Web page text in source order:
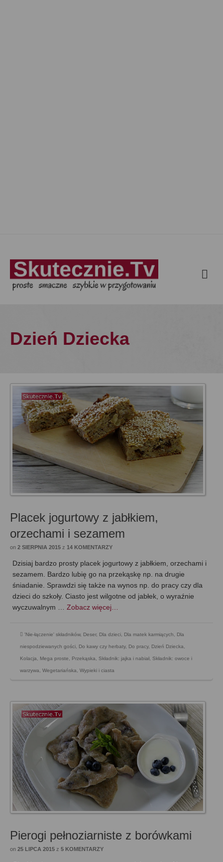
Dzień Dziecka
Placek jogurtowy z jabłkiem,
orzechami i sezamem
on 2 SIERPNIA 2015 z 14 KOMENTARZY
Dzisiaj bardzo prosty placek jogurtowy z jabłkiem, orzechami i
sezamem. Bardzo lubię go na przekąskę np. na drugie
śniadanie. Sprawdzi się także na wynos np. do pracy czy dla
dzieci do szkoły. Ciasto jest wilgotne od jabłek, o wyraźnie
wyczuwalnym … Zobacz więcej…
'Nie-łączenie' składników, Deser, Dla dzieci, Dla matek karmiących, Dla
niespodziewanych gości, Do kawy czy herbaty, Do pracy, Dzień Dziecka,
Kolacja, Mega proste, Przekąska, Składnik: jajka i nabiał, Składnik: owoce i
warzywa, Wegetariańska, Wypieki i ciasta
Pierogi pełnoziarniste z borówkami
on 25 LIPCA 2015 z 5 KOMENTARZY